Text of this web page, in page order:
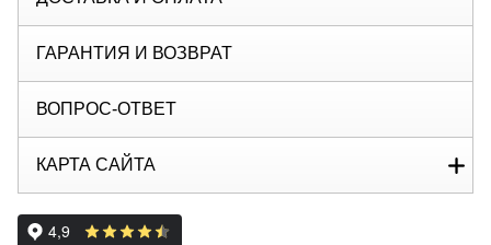
ГАРАНТИЯ И ВОЗВРАТ
ВОПРОС-ОТВЕТ
КАРТА САЙТА